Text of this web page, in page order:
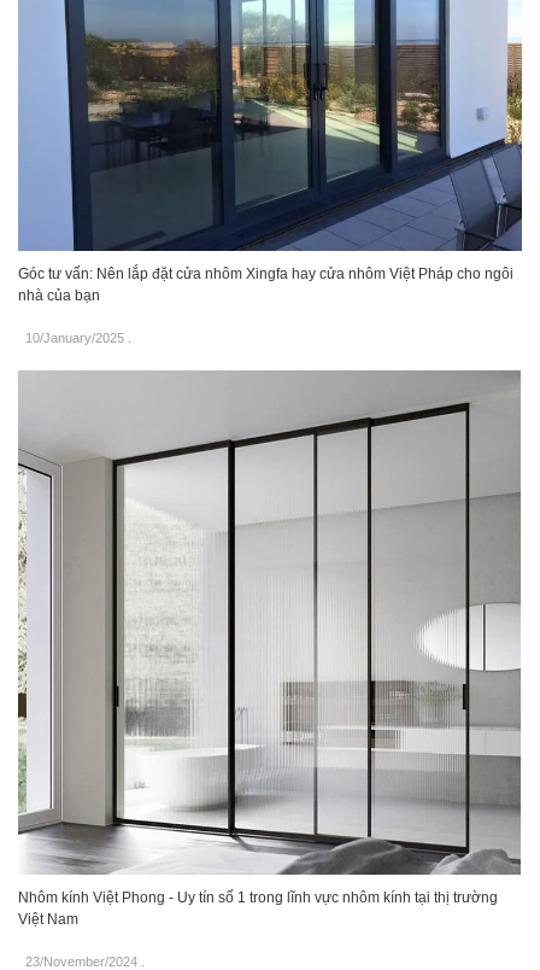
Góc tư vấn: Nên lắp đặt cửa nhôm Xingfa hay cửa nhôm Việt Pháp cho ngôi
nhà của bạn
10/January/2025
Nhôm kính Việt Phong - Uy tín số 1 trong lĩnh vực nhôm kính tại thị trường
Việt Nam
23/November/2024